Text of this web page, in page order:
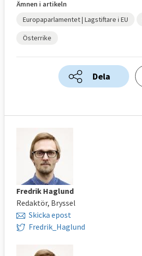
Ämnen i artikeln
Europaparlamentet | Lagstiftare i EU
Österrike
Dela
Fredrik Haglund
Redaktör, Bryssel
Skicka epost
Fredrik_Haglund